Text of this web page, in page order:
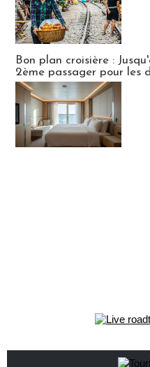
Bon plan croisière :
2ème passager pour les